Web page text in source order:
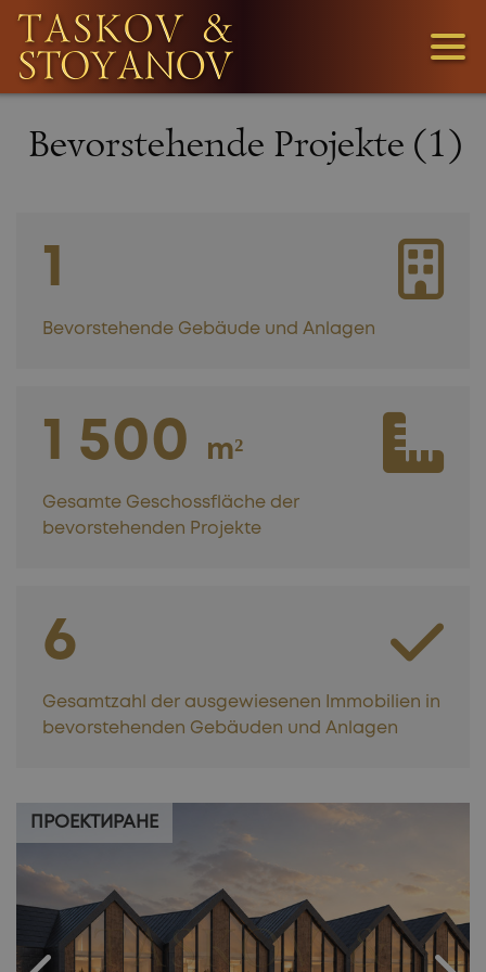
3
1
WIR SUCHEN
GRUNDSTÜCKE!
Bevorstehende Projekte (1)
1
Bevorstehende Gebäude und Anlagen
1 500 m²
Gesamte Geschossfläche der
bevorstehenden Projekte
6
Gesamtzahl der ausgewiesenen Immobilien in
bevorstehenden Gebäuden und Anlagen
ПРОЕКТИРАНЕ